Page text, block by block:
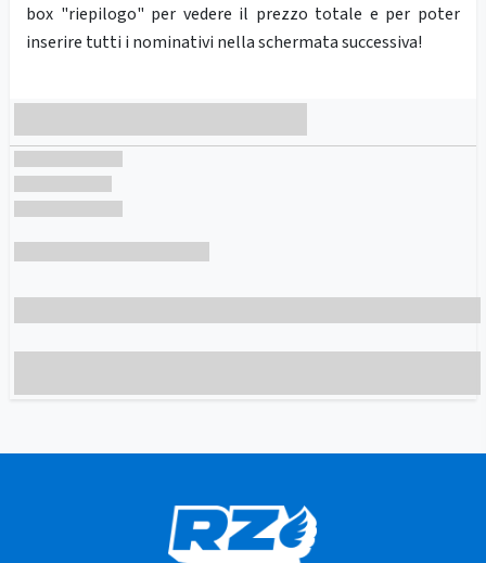
box "riepilogo" per vedere il prezzo totale e per poter
inserire tutti i nominativi nella schermata successiva!